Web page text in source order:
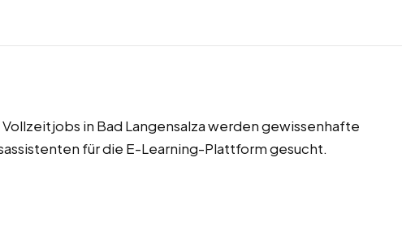
in Bad Langensalza werden gewissenhafte
für die E-Learning-Plattform gesucht.